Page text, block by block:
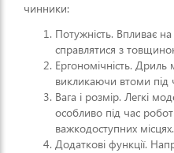
чинники:
Потужність. Впливає на
справлятися з
Ергономічність.
викликаючи втоми під
Вага і розмір. Легкі
особливо під час
важкодоступних місцях.
Додаткові функції.